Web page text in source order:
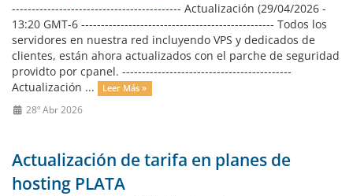
------------------------------------------- Actualización (29/04/2026 -
13:20 GMT-6 ------------------------------------------------- Todos los
servidores en nuestra red incluyendo VPS y dedicados de
clientes, están ahora actualizados con el parche de seguridad
providto por cpanel. -------------------------------------------
Actualización ...
Leer Más »
28º Abr 2026
Actualización de tarifa en planes de
hosting PLATA